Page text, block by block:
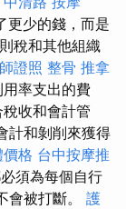
更少的錢，而是
稅和其他組織
證照 整骨 推拿
率支出的費
收和會計管
計和剝削來獲得
格 台中按摩推
須為每個自行
會被打斷。 護